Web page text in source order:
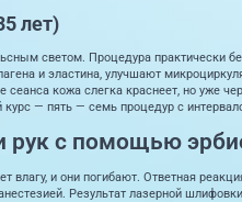
лет)
светом. Процедура практически
и эластина, улучшают
кожа слегка краснеет, но уже
— пять — семь процедур с
с помощью
влагу, и они погибают. Ответная
Результат лазерной